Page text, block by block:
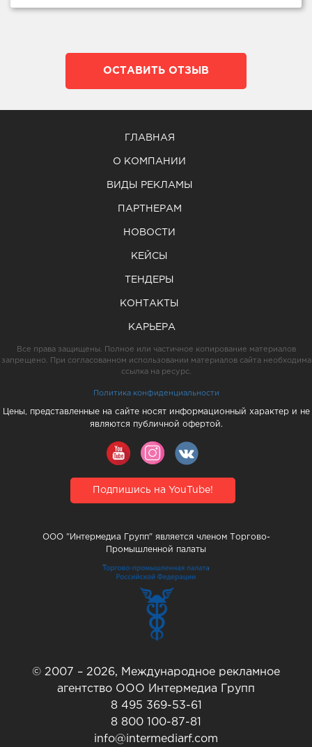
ОСТАВИТЬ ОТЗЫВ
ГЛАВНАЯ
О КОМПАНИИ
ВИДЫ РЕКЛАМЫ
ПАРТНЕРАМ
НОВОСТИ
КЕЙСЫ
ТЕНДЕРЫ
КОНТАКТЫ
КАРЬЕРА
Все права защищены. Полное или частичное копирование материалов
запрещено. При согласованном использовании материалов сайта необходима
ссылка на ресурс.
Политика конфиденциальности
Цены, представленные на сайте носят информационный характер и не
являются публичной офертой.
Подпишись на YouTube!
ООО "Интермедиа Групп" является членом Торгово-
Промышленной палаты
© 2007 – 2026, Международное рекламное
агентство ООО Интермедиа Групп
8 495 369-53-61
8 800 100-87-81
info@intermediarf.com